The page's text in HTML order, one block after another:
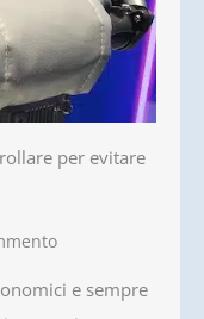
per evitare
e sempre